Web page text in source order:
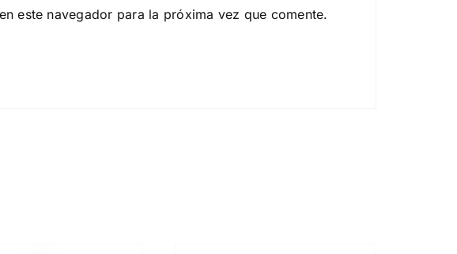
este navegador para la próxima vez que comente.